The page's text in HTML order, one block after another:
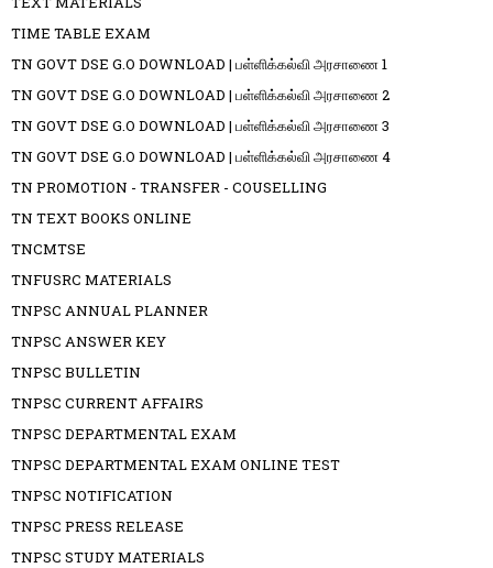
TIME TABLE EXAM
TN GOVT DSE G.O DOWNLOAD | பள்ளிக்கல்வி அரசாணை 1
TN GOVT DSE G.O DOWNLOAD | பள்ளிக்கல்வி அரசாணை 2
TN GOVT DSE G.O DOWNLOAD | பள்ளிக்கல்வி அரசாணை 3
TN GOVT DSE G.O DOWNLOAD | பள்ளிக்கல்வி அரசாணை 4
TN PROMOTION - TRANSFER - COUSELLING
TN TEXT BOOKS ONLINE
TNCMTSE
TNFUSRC MATERIALS
TNPSC ANNUAL PLANNER
TNPSC ANSWER KEY
TNPSC BULLETIN
TNPSC CURRENT AFFAIRS
TNPSC DEPARTMENTAL EXAM
TNPSC DEPARTMENTAL EXAM ONLINE TEST
TNPSC NOTIFICATION
TNPSC PRESS RELEASE
TNPSC STUDY MATERIALS